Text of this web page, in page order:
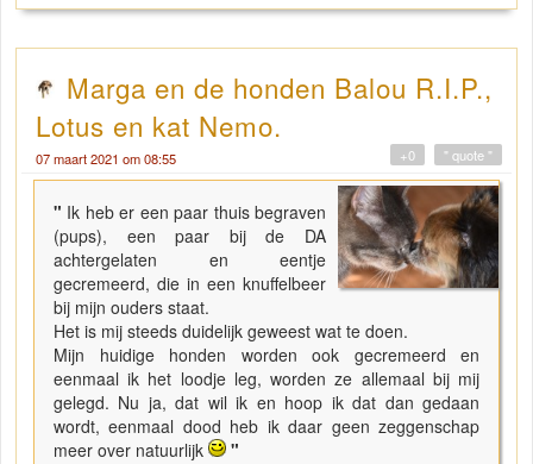
Marga en de honden Balou R.I.P.,
Lotus en kat Nemo.
07 maart 2021 om 08:55 " quote "
+0
" Ik heb er een paar thuis begraven
(pups), een paar bij de DA
achtergelaten en eentje
gecremeerd, die in een knuffelbeer
bij mijn ouders staat.
Het is mij steeds duidelijk geweest wat te doen.
Mijn huidige honden worden ook gecremeerd en
eenmaal ik het loodje leg, worden ze allemaal bij mij
gelegd. Nu ja, dat wil ik en hoop ik dat dan gedaan
wordt, eenmaal dood heb ik daar geen zeggenschap
meer over natuurlijk
"